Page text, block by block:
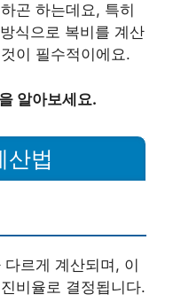
곤 하는데요, 특히
식으로 복비를 계산
이 필수적이에요.
알아보세요.
산법
르게 계산되며, 이
비율로 결정됩니다.